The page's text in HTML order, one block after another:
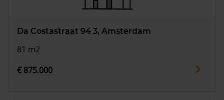
Da Costastraat 94 3, Amsterdam
81 m2
€ 875.000